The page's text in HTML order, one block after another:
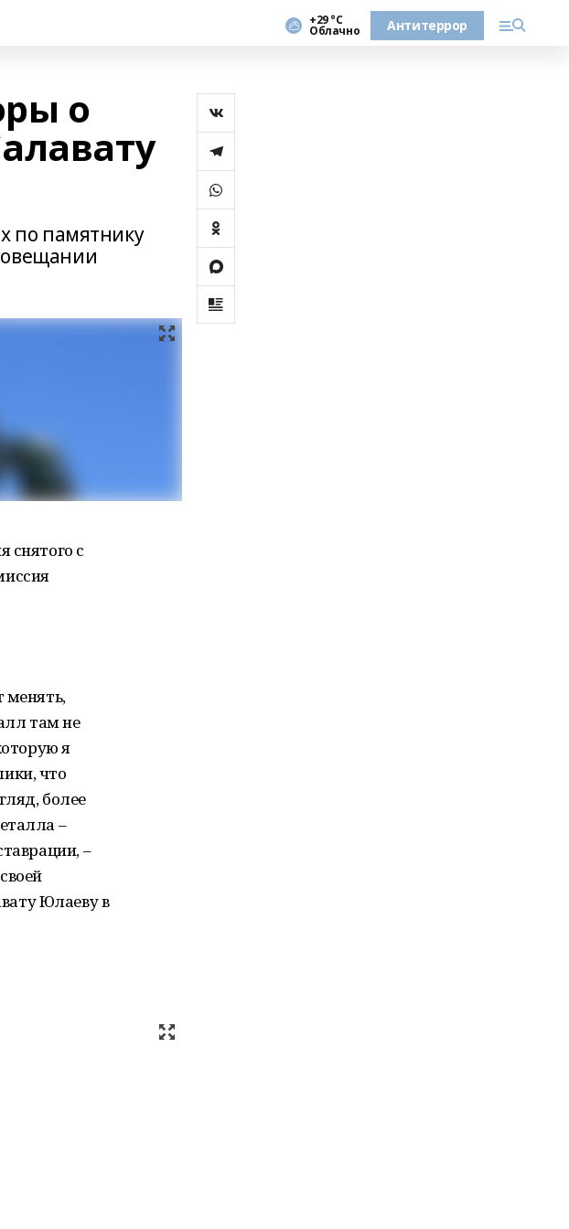
+29 °С
Облачно Антитеррор
о
по памятнику
снятого с
менять,
там не
я
что
более
–
–
Юлаеву в